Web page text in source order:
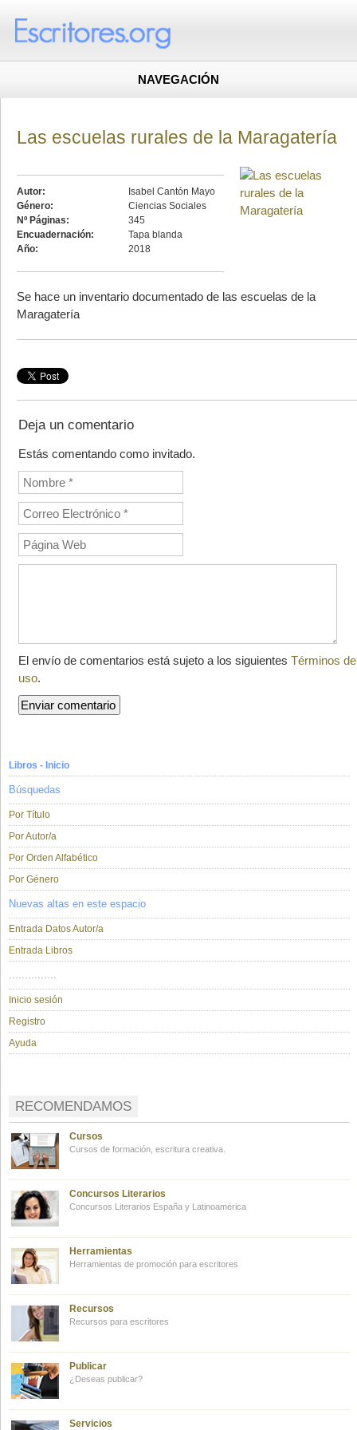
NAVEGACIÓN
Las escuelas rurales de la Maragatería
Autor:
Isabel Cantón Mayo
Género:
Ciencias Sociales
Nº Páginas:
345
Encuadernación:
Tapa blanda
Año:
2018
Se hace un inventario documentado de las escuelas de la
Maragatería
Deja un comentario
Estás comentando como invitado.
El envío de comentarios está sujeto a los siguientes Términos de
uso.
Libros - Inicio
Búsquedas
Por Título
Por Autor/a
Por Orden Alfabético
Por Género
Nuevas altas en este espacio
Entrada Datos Autor/a
Entrada Libros
...............
Inicio sesión
Registro
Ayuda
RECOMENDAMOS
Cursos
Cursos de formación, escritura creativa.
Concursos Literarios
Concursos Literarios España y Latinoamérica
Herramientas
Herramientas de promoción para escritores
Recursos
Recursos para escritores
Publicar
¿Deseas publicar?
Servicios